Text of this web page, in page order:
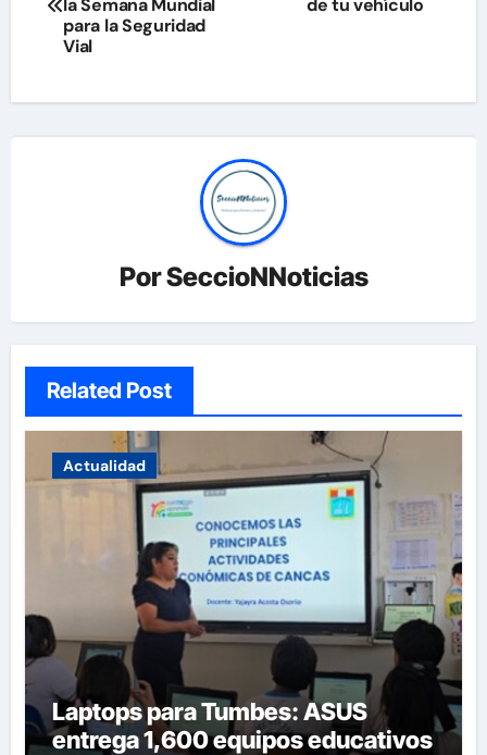
entradas
la Semana Mundial
para la Seguridad
Vial
de tu vehículo
PorSeccioNNoticias
Related Post
Actualidad
Laptops para Tumbes: ASUS
entrega 1,600 equipos educativos